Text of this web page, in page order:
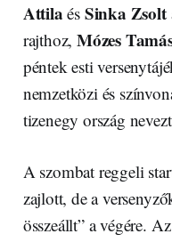
Attila és Sinka Zsolt
rajthoz, Mózes
péntek esti
nemzetközi és
tizenegy ország
A szombat reggeli
zajlott, de a
összeállt” a végére.